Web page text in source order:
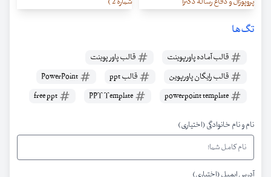
تگ‌ها
قالب آماده پاورپوینت
قالب پاور پوینت
قالب رایگان پاورپوین
قالب ppt
نام و نام خانوادگی (اختیاری)
آدرس ایمیل (اختیاری)